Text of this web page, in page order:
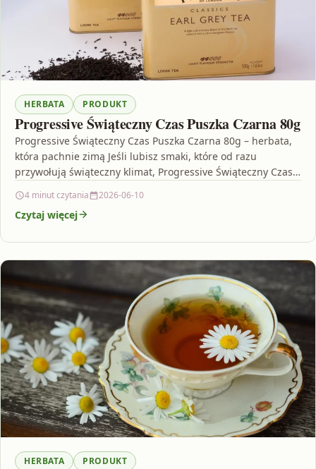
HERBATA PRODUKT
Progressive Świąteczny Czas Puszka Czarna 80g
Progressive Świąteczny Czas Puszka Czarna 80g – herbata,
która pachnie zimą Jeśli lubisz smaki, które od razu
przywołują świąteczny klimat, Progressive Świąteczny Czas
4 minut czytania 2026-06-10
Czytaj więcej
HERBATA PRODUKT